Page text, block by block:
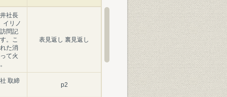
社長
イリノ
問記
。こ
た消
て火
表見返し 裏見返し
取締
p2